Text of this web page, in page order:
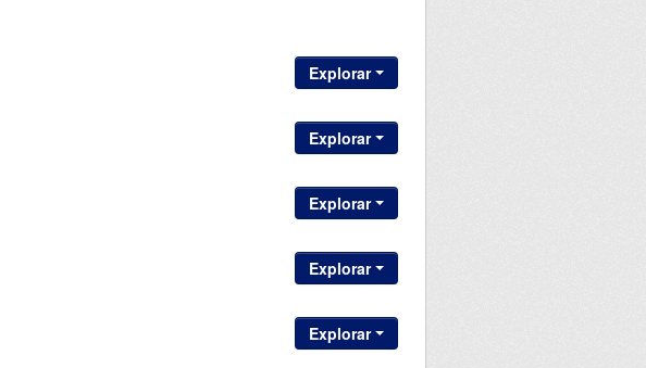
Explorar
Explorar
Explorar
Explorar
Explorar